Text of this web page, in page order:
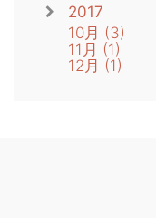
2017
10月 (3)
11月 (1)
12月 (1)